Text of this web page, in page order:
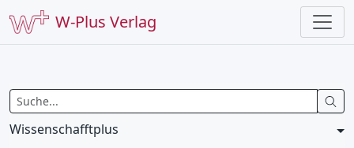
W-Plus Verlag
Wissenschafftplus